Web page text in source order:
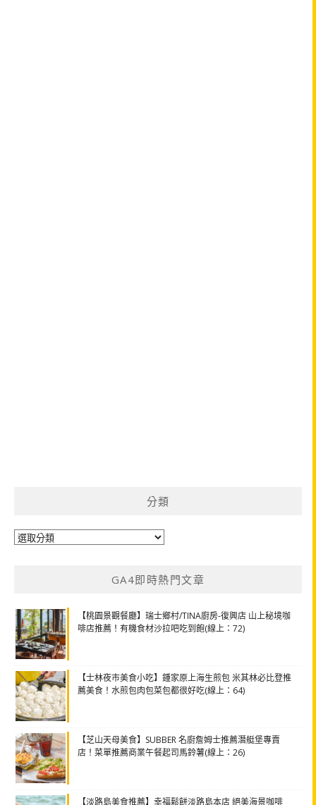
分類
分
GA4即時熱門文章
【桃園景觀餐廳】瑞士鄉村/TINA廚房-復興店 山上秘境咖
啡店推薦！有機食材沙拉吧吃到飽(線上：72)
【士林夜市美食小吃】鍾家原上海生煎包 米其林必比登推
薦美食！水煎包肉包菜包都很好吃(線上：64)
【芝山天母美食】SUBBER 名廚詹姆士推薦潛艇堡專賣
店！菜單推薦商業午餐起司馬鈴薯(線上：26)
【淡路島美食推薦】幸福鬆餅淡路島本店 絕美海景咖啡